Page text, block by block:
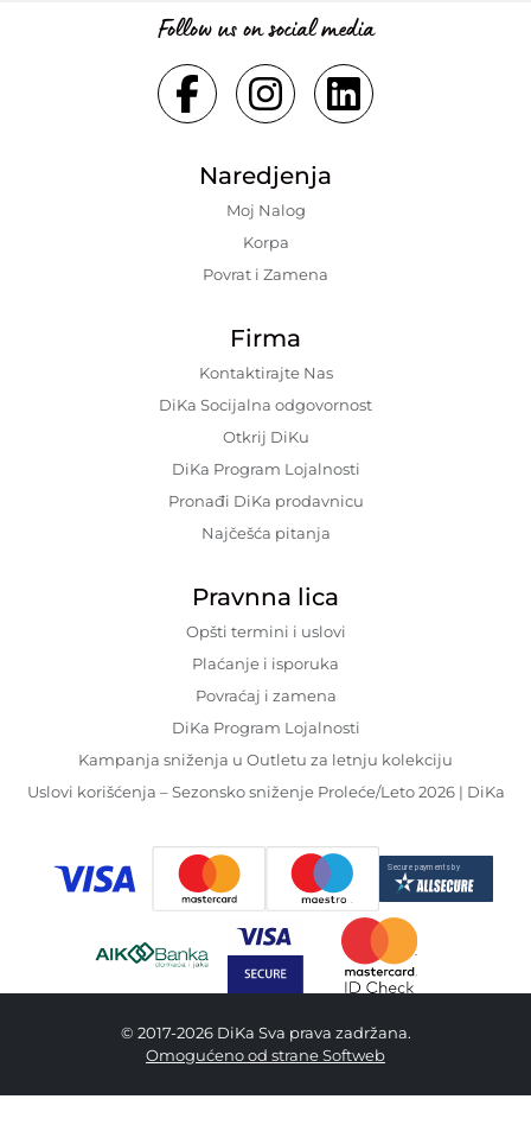
Follow us on social media
Naredjenja
Moj Nalog
Korpa
Povrat i Zamena
Firma
Kontaktirajte Nas
DiKa Socijalna odgovornost
Otkrij DiKu
DiKa Program Lojalnosti
Pronađi DiKa prodavnicu
Najčešća pitanja
Pravnna lica
Opšti termini i uslovi
Plaćanje i isporuka
Povraćaj i zamena
DiKa Program Lojalnosti
Kampanja sniženja u Outletu za letnju kolekciju
Uslovi korišćenja – Sezonsko sniženje Proleće/Leto 2026 | DiKa
© 2017-2026 DiKa Sva prava zadržana.
Omogućeno od strane Softweb